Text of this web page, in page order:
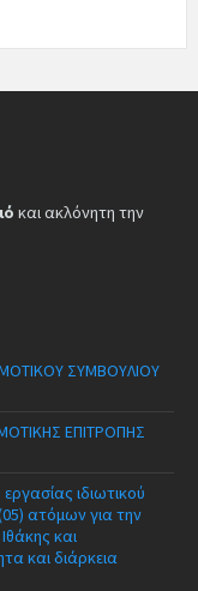
και ακλόνητη την
ΣΥΜΒΟΥΛΙΟΥ
ΕΠΙΤΡΟΠΗΣ
ιδιωτικού
ατόμων για την
και
και διάρκεια